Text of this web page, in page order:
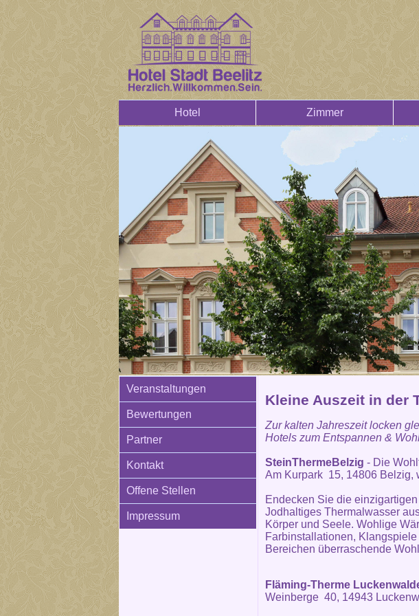
Hotel Zimmer
Veranstaltungen
Bewertungen
Partner
Kontakt
Offene Stellen
Impressum
Kleine Auszeit in der
Zur kalten Jahreszeit locken
Hotels zum Entspannen &
SteinThermeBelzig - Die
Am Kurpark 15, 14806 Belzig,
Endecken Sie die
Jodhaltiges Thermalwasser
Körper und Seele. Wohlige
Farbinstallationen,
Bereichen überraschende
Fläming-Therme
Weinberge 40, 14943